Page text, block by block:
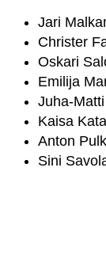
Jari
Christer
Oskari
Emilija
Juha-
Kaisa
Anton
Sini